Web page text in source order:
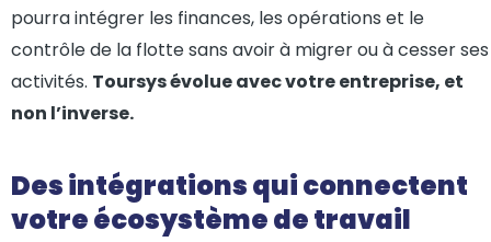
pourra intégrer les finances, les opérations et le
contrôle de la flotte sans avoir à migrer ou à cesser ses
activités. Toursys évolue avec votre entreprise, et
non l’inverse.
Des intégrations qui connectent
votre écosystème de travail